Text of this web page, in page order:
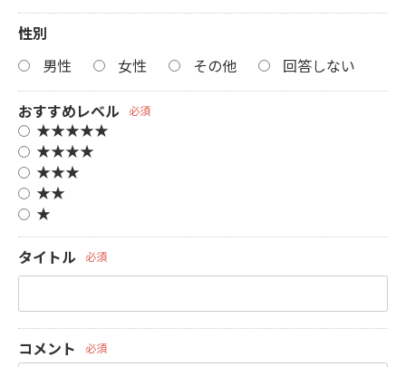
性別
男性
女性 その他 回答しない
おすすめレベル 必須
★★★★★
★★★★
★★★
★★
★
タイトル
必須
コメント 必須